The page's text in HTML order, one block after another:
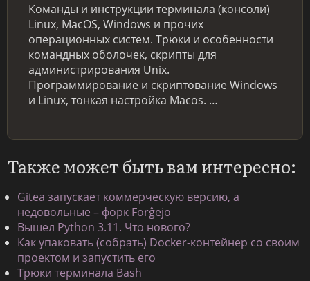
Команды и инструкции терминала (консоли)
Linux, MacOS, Windows и прочих
операционных систем. Трюки и особенности
командных оболочек, скрипты для
администрирования Unix.
Программирование и скриптование Windows
и Linux, тонкая настройка Macos. …
Также может быть вам интересно:
Gitea запускает коммерческую версию, а
недовольные – форк Forĝejo
Вышел Python 3.11. Что нового?
Как упаковать (собрать) Docker-контейнер со своим
проектом и запустить его
Трюки терминала Bash